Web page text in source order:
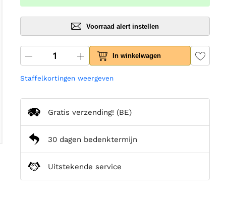
Voorraad alert instellen
In winkelwagen
Staffelkortingen weergeven
Gratis verzending! (BE)
30 dagen bedenktermijn
Uitstekende service